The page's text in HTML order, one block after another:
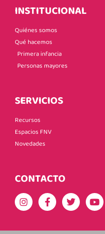
INSTITUCIONAL
Quiénes somos
Qué hacemos
Primera infancia
Personas mayores
SERVICIOS
Recursos
Espacios FNV
Novedades
CONTACTO